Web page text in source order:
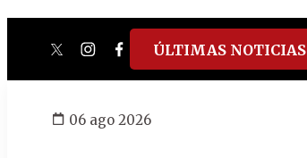
twitterinstagram
facebook
tiktokyoutube
spotify
ÚLTIMAS NOTICIAS
06 ago 2026